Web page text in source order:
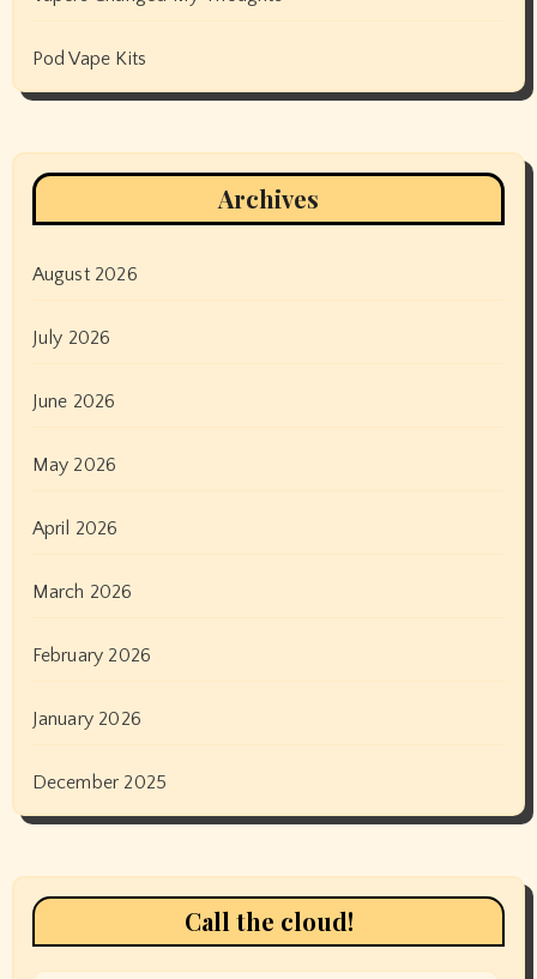
Pod Vape Kits
Archives
August 2026
July 2026
June 2026
May 2026
April 2026
March 2026
February 2026
January 2026
December 2025
Call the cloud!